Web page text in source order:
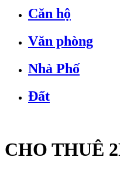
Căn hộ
Văn phòng
Nhà Phố
Đất
CHO THUÊ